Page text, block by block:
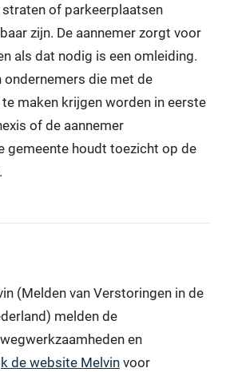
of parkeerplaatsen
zijn. De aannemer zorgt voor
als dat nodig is een omleiding.
ondernemers die met de
maken krijgen worden in eerste
of de aannemer
gemeente houdt toezicht op de
(Melden van Verstoringen in de
melden de
en
de website Melvin voor